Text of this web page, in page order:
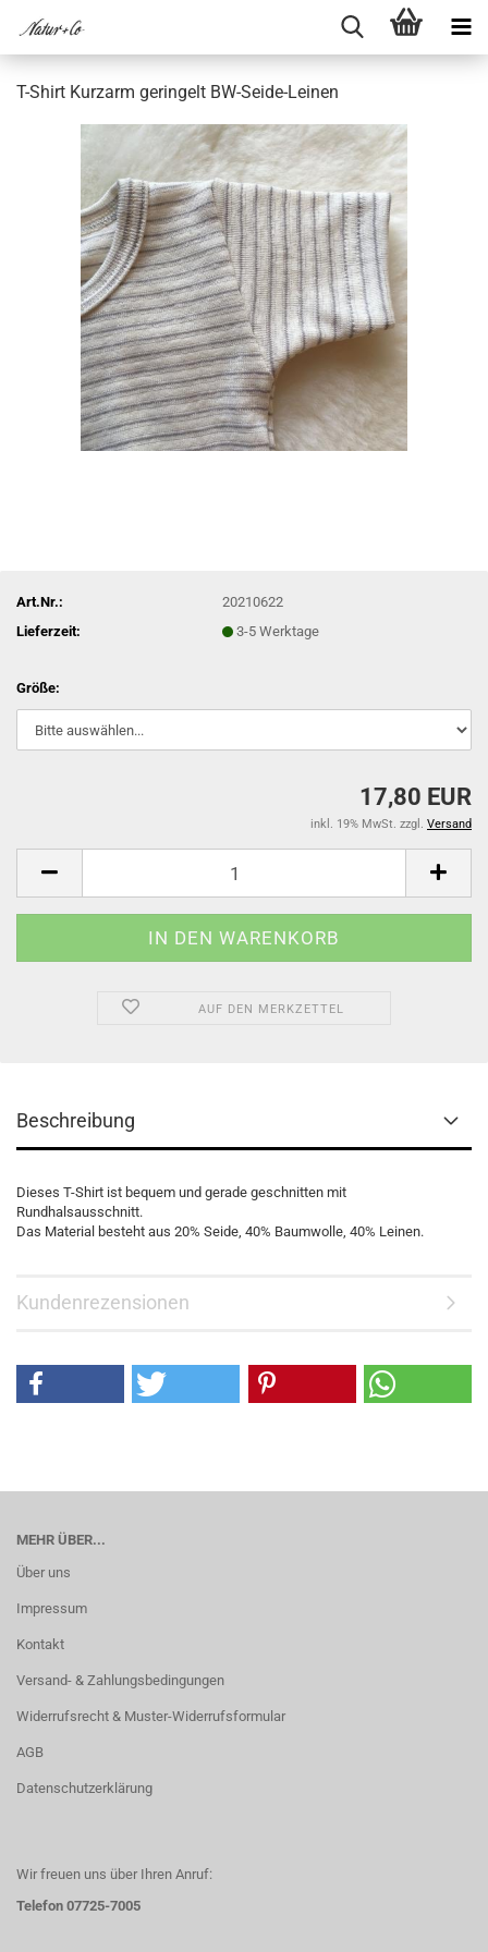
T-​Shirt Kurz­arm ge­rin­gelt BW-​Seide-Leinen
Art.Nr.:
20210622
Lieferzeit:
3-5 Werktage
Größe:
17,80 EUR
inkl. 19% MwSt. zzgl. Versand
AUF DEN MERKZETTEL
Beschreibung
Dieses T-Shirt ist bequem und gerade geschnitten mit
Rundhalsausschnitt.
Das Material besteht aus 20% Seide, 40% Baumwolle, 40% Leinen.
Kundenrezensionen
MEHR ÜBER...
Über uns
Impressum
Kontakt
Versand- & Zahlungsbedingungen
Widerrufsrecht & Muster-Widerrufsformular
AGB
Datenschutzerklärung
Wir freuen uns über Ihren Anruf:
Telefon 07725-7005